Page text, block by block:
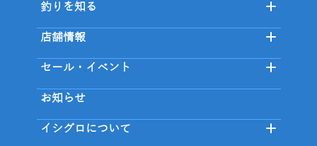
釣りを知る
店舗情報
セール・イベント
お知らせ
イシグロについて